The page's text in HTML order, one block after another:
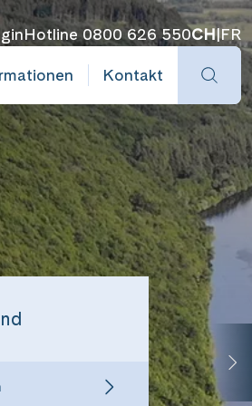
Hotline 0800 626 550CH|FR
Kontakt